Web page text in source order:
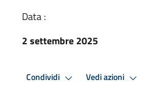
Data :
2 settembre 2025
Condividi Vedi azioni